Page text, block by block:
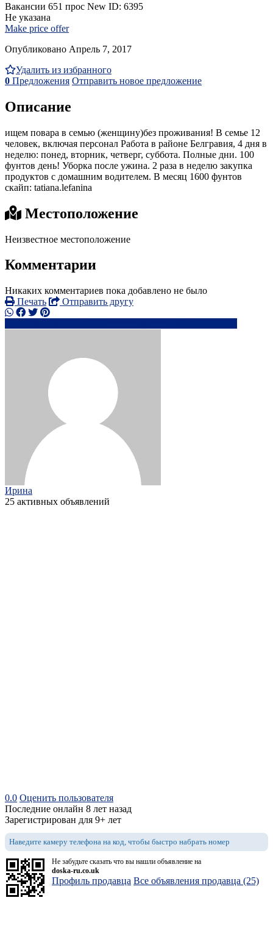
Вакансии 651 прос New ID: 6395
Не указана
Make price offer
Опубликовано Апрель 7, 2017
Удалить из избранного
0 Предложения Отправить новое предложение
Описание
ищем повара в семью (женщину)без проживания! В семье 12
человек, включая персонал Работа в районе Белгравия, 4 дня в
неделю: понед, вторник, четверг, суббота. Полные дни. 100
фунтов день! Уборка после ужина. 2 раза в неделю закупка
продуктов с домашним водителем. В месяц 1600 фунтов
скайп: tatiana.lefanina
Местоположение
Неизвестное местоположение
Комментарии
Никаких комментариев пока добавлено не было
Печать
Отправить другу
Ирина
25 активных объявлений
0.0 Оценить пользователя
Последние онлайн 8 лет назад
Зарегистрирован для 9+ лет
Наведите камеру телефона на код, чтобы быстро набрать номер
Не забудьте сказать что вы нашли объявление на
doska-ru.co.uk
Профиль продавца Все объявления продавца (25)